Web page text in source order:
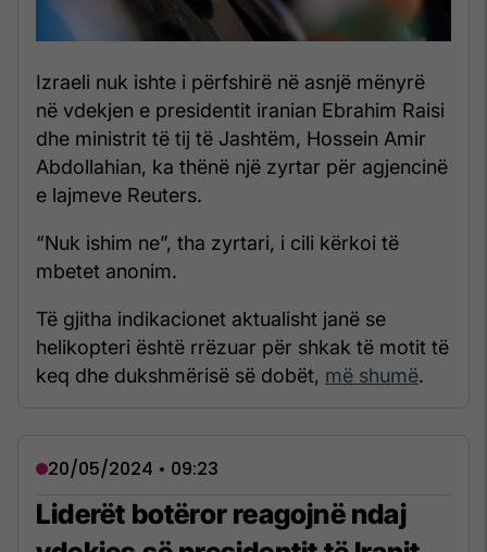
Izraeli nuk ishte i përfshirë në asnjë mënyrë
në vdekjen e presidentit iranian Ebrahim Raisi
dhe ministrit të tij të Jashtëm, Hossein Amir
Abdollahian, ka thënë një zyrtar për agjencinë
e lajmeve Reuters.
“Nuk ishim ne”, tha zyrtari, i cili kërkoi të
mbetet anonim.
Të gjitha indikacionet aktualisht janë se
helikopteri është rrëzuar për shkak të motit të
keq dhe dukshmërisë së dobët, më shumë.
20/05/2024 • 09:23
Liderët botëror reagojnë ndaj